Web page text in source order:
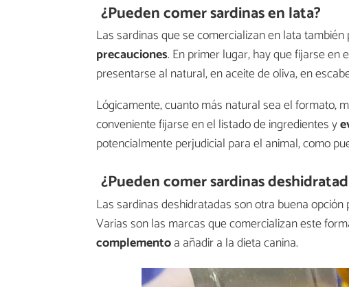
¿Pueden comer sardinas en lata?
Las sardinas que se comercializan en lata
precauciones. En primer lugar, hay que fijarse en
presentarse al natural, en aceite de oliva, en
Lógicamente, cuanto más natural sea el formato,
conveniente fijarse en el listado de ingredientes y
potencialmente perjudicial para el animal, como
¿Pueden comer sardinas
Las sardinas deshidratadas son otra buena
Varias son las marcas que comercializan este
complementoa añadir a la dieta canina.